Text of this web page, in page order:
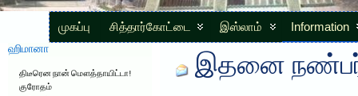
முகப்பு சித்தார்கோட்டை இஸ்லாம் Information
ஹிமானா
திடீரென நான் மௌத்தாயிட்டா!
குரோதம்
இதனை